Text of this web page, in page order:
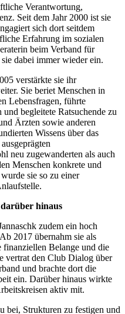
Verantwortung,
Seit dem Jahr 2000 ist sie
sich dort seitdem
Erfahrung im sozialen
beim Verband für
dabei immer wieder ein.
verstärkte sie ihr
Sie beriet Menschen in
Lebensfragen, führte
begleitete Ratsuchende zu
Ärzten sowie anderen
Wissens über das
neu zugewanderten als auch
Menschen konkrete und
sie so zu einer
hinaus
zudem ein hoch
2017 übernahm sie als
Belange und die
vertrat den Club Dialog über
und brachte dort die
ein. Darüber hinaus wirkte
aktiv mit.
bei, Strukturen zu festigen und